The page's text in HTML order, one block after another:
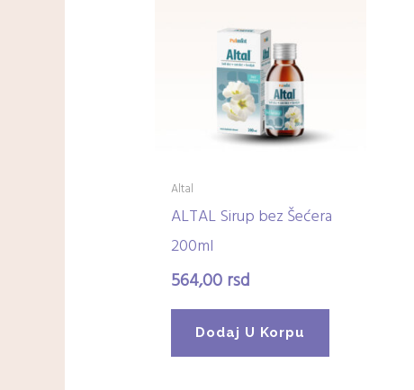
Altal
ALTAL Sirup bez Šećera
200ml
564,00rsd
Dodaj U Korpu